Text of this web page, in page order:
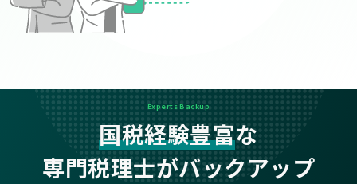
Experts Backup
国税経験豊富な
専門税理士がバックアップ